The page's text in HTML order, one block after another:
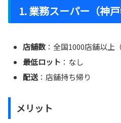
1. 業務スーパー（神戸
店舗数 ：全国1000店舗以上
最低ロット ：なし
配送 ：店舗持ち帰り
メリット